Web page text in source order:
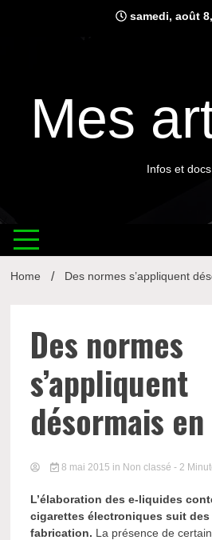
samedi, août
Mes
Infos et docs
Home Des normes s’appliquent
Des normes
s’appliquent
désormais
8 mai 2015 in Non classé - 2
L’élaboration des e-liquides
cigarettes électroniques suit
fabrication. La présence de